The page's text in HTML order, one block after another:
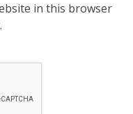
in this browser